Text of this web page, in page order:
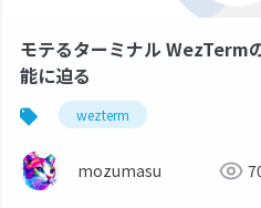
モテるターミナル WezTerm
能に迫る
wezterm
mozumasu